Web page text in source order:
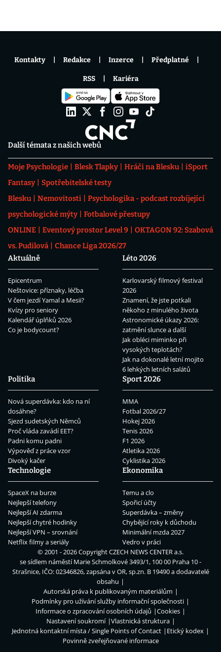
Další témata z našich webů
Moje Psychologie Blesk Tlapky Hráči na Blesku
iSport
Fantasy
Spotřebitelské testy
Blesku
Nemovitosti
Psychologika - podcast rozbíjející
psychologické mýty
Fotbalové přestupy
ONLINE
Eventový prostor Level 9
OKTAGON 92: Szabová
vs. Pudilová
Chance Liga 2026/27
Aktuálně
Epicentrum
Neštovice: příznaky, léčba
V čem jezdí Yamal a Mesii?
Kvízy pro seniory
Kalendář úplňků 2026
Co je bodycount?
Léto 2026
Karlovarský filmový festival
2026
Znamení, že jste potkali
někoho z minulého života
Astronomické úkazy 2026:
zatmění slunce a další
Jak obléci miminko při
vysokých teplotách?
Jak na dokonalé letní mojito
6 lehkých letních salátů
Politika
Nová superdávka: kdo na ní
dosáhne?
Sjezd sudetských Němců
Proč vláda zavádí EET?
Padni komu padni
Výpověď z práce vzor
Divoký kačer
Sport 2026
MMA
Fotbal 2026/27
Hokej 2026
Tenis 2026
F1 2026
Atletika 2026
Cyklistika 2026
Technologie
SpaceX na burze
Nejlepší telefony
Nejlepší AI zdarma
Nejlepší chytré hodinky
Nejlepší VPN – srovnání
Netflix filmy a seriály
Ekonomika
Temu a clo
Spořicí účty
Superdávka – změny
Chybějící roky k důchodu
Minimální mzda 2027
Vedro v práci
Kontakty Redakce Inzerce Předplatné
RSS Kariéra
© 2001 - 2026 CopyrightCZECH NEWS CENTER a.s.
se sídlem náměstí Marie Schmolkové 3493/1, 100 00 Praha 10 -
Strašnice, IČO: 02346826, zapsána v OR, sp.zn. B 19490 a dodavatelé
obsahu
Autorská práva k publikovaným materiálům
Podmínky pro užívání služby informační společnosti
Informace o zpracování osobních údajů
Cookies
Nastavení soukromí
Vlastnická struktura
Jednotná kontaktní místa / Single Points of Contact
Etický kodex
Povinně zveřejňované informace